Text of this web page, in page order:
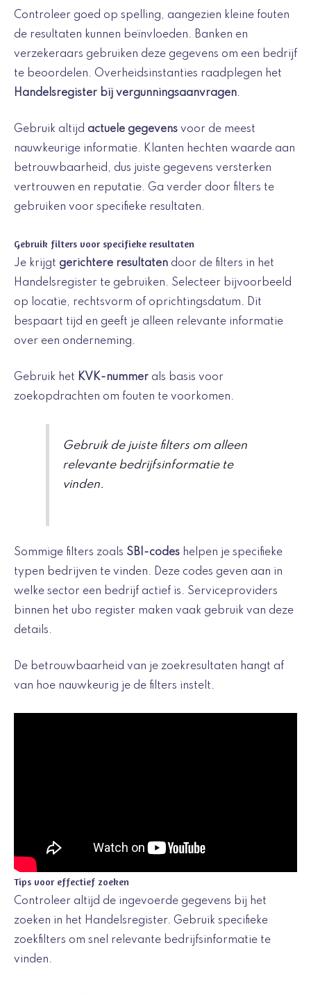
Controleer goed op spelling, aangezien kleine fouten
de resultaten kunnen beïnvloeden. Banken en
verzekeraars gebruiken deze gegevens om een bedrijf
te beoordelen. Overheidsinstanties raadplegen het
Handelsregister bij vergunningsaanvragen.
Gebruik altijd actuele gegevens voor de meest
nauwkeurige informatie. Klanten hechten waarde aan
betrouwbaarheid, dus juiste gegevens versterken
vertrouwen en reputatie. Ga verder door filters te
gebruiken voor specifieke resultaten.
Gebruik filters voor specifieke resultaten
Je krijgt gerichtere resultaten door de filters in het
Handelsregister te gebruiken. Selecteer bijvoorbeeld
op locatie, rechtsvorm of oprichtingsdatum. Dit
bespaart tijd en geeft je alleen relevante informatie
over een onderneming.
Gebruik het KVK-nummer als basis voor
zoekopdrachten om fouten te voorkomen.
Gebruik de juiste filters om alleen
relevante bedrijfsinformatie te
vinden.
Sommige filters zoals SBI-codes helpen je specifieke
typen bedrijven te vinden. Deze codes geven aan in
welke sector een bedrijf actief is. Serviceproviders
binnen het ubo register maken vaak gebruik van deze
details.
De betrouwbaarheid van je zoekresultaten hangt af
van hoe nauwkeurig je de filters instelt.
Tips voor effectief zoeken
Controleer altijd de ingevoerde gegevens bij het
zoeken in het Handelsregister. Gebruik specifieke
zoekfilters om snel relevante bedrijfsinformatie te
vinden.